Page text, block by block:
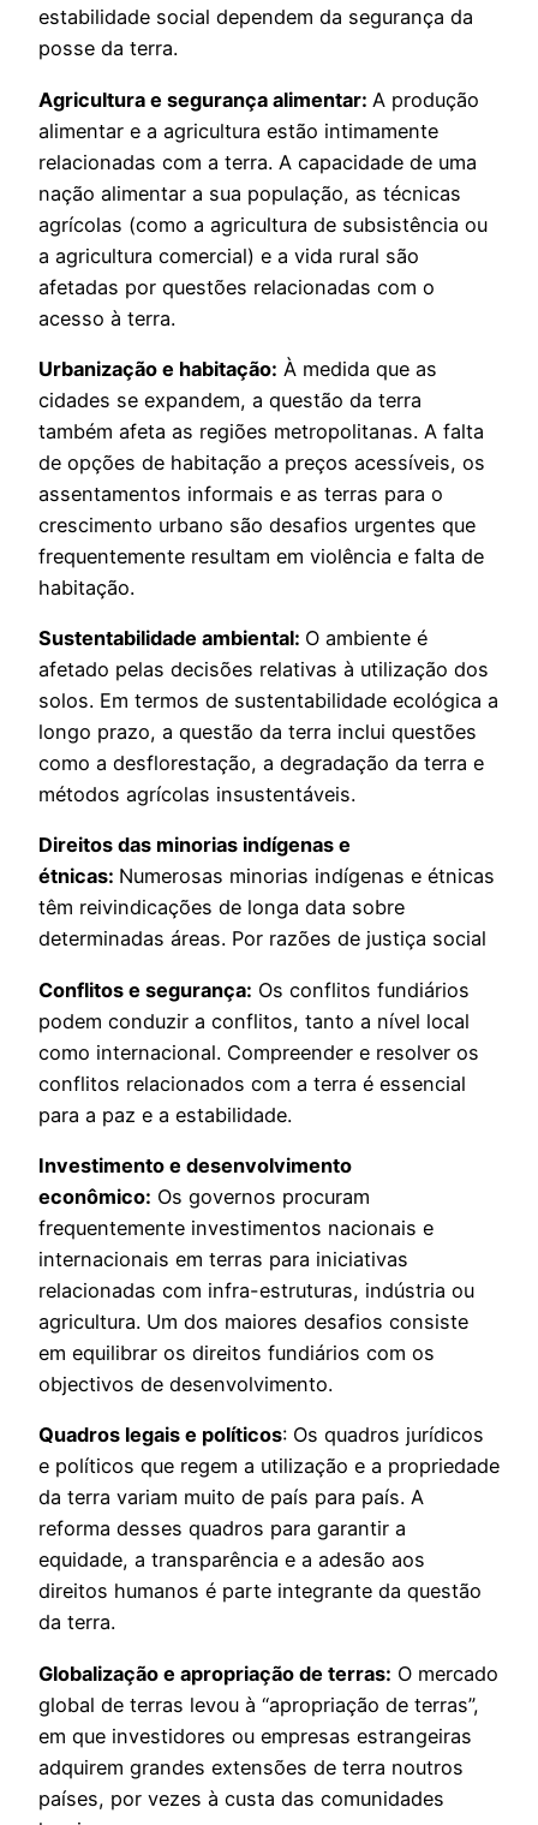
estabilidade social dependem da segurança da
posse da terra.
​Agricultura e segurança alimentar: A produção
alimentar e a agricultura estão intimamente
relacionadas com a terra. A capacidade de uma
nação alimentar a sua população, as técnicas
agrícolas (como a agricultura de subsistência ou
a agricultura comercial) e a vida rural são
afetadas por questões relacionadas com o
acesso à terra.
Urbanização e habitação: À medida que as
cidades se expandem, a questão da terra
também afeta as regiões metropolitanas. A falta
de opções de habitação a preços acessíveis, os
assentamentos informais e as terras para o
crescimento urbano são desafios urgentes que
frequentemente resultam em violência e falta de
habitação.
Sustentabilidade ambiental: O ambiente é
afetado pelas decisões relativas à utilização dos
solos. Em termos de sustentabilidade ecológica a
longo prazo, a questão da terra inclui questões
como a desflorestação, a degradação da terra e
métodos agrícolas insustentáveis.
Direitos das minorias indígenas e
étnicas: Numerosas minorias indígenas e étnicas
têm reivindicações de longa data sobre
determinadas áreas. Por razões de justiça social
Conflitos e segurança: Os conflitos fundiários
podem conduzir a conflitos, tanto a nível local
como internacional. Compreender e resolver os
conflitos relacionados com a terra é essencial
para a paz e a estabilidade.
Investimento e desenvolvimento
econômico: Os governos procuram
frequentemente investimentos nacionais e
internacionais em terras para iniciativas
relacionadas com infra-estruturas, indústria ou
agricultura. Um dos maiores desafios consiste
em equilibrar os direitos fundiários com os
objectivos de desenvolvimento.
Quadros legais e políticos: Os quadros jurídicos
e políticos que regem a utilização e a propriedade
da terra variam muito de país para país. A
reforma desses quadros para garantir a
equidade, a transparência e a adesão aos
direitos humanos é parte integrante da questão
da terra.
Globalização e apropriação de terras: O mercado
global de terras levou à “apropriação de terras”,
em que investidores ou empresas estrangeiras
adquirem grandes extensões de terra noutros
países, por vezes à custa das comunidades